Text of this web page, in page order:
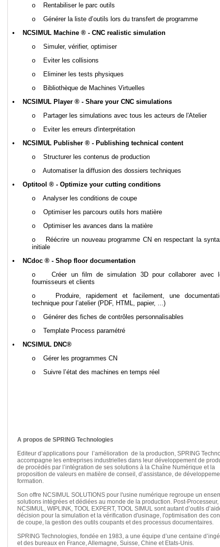
o Rentabiliser le parc outils
o Générer la liste d’outils lors du transfert de programme
• NCSIMUL Machine ® - CNC realistic simulation
o Simuler, vérifier, optimiser
o Eviter les collisions
o Eliminer les tests physiques
o Bibliothèque de Machines Virtuelles
• NCSIMUL Player ® - Share your CNC simulations
o Partager les simulations avec tous les acteurs de l'Atelier
o Eviter les erreurs d'interprétation
• NCSIMUL Publisher ® - Publishing technical content
o Structurer les contenus de production
o Automatiser la diffusion des dossiers techniques
• Optitool ® - Optimize your cutting conditions
o Analyser les conditions de coupe
o Optimiser les parcours outils hors matière
o Optimiser les avances dans la matière
o Réécrire un nouveau programme CN en respectant la
initiale
• NCdoc ® - Shop floor documentation
o Créer un film de simulation 3D pour collaborer avec
fournisseurs et clients
o Produire, rapidement et facilement, une
technique pour l’atelier (PDF, HTML, papier, ...)
o Générer des fiches de contrôles personnalisables
o Template Process paramétré
• NCSIMUL DNC®
o Gérer les programmes CN
o Suivre l’état des machines en temps réel
A propos de SPRING Technologies
Editeur d’applications pour l’amélioration de la production, SPRING
accompagne les entreprises industrielles dans leur développement de
de procédés par l’intégration de ses solutions à la Chaîne Numérique et la
proposition de valeurs en matière de conseil, d’assistance, de
formation.
Son offre NCSIMUL SOLUTIONS pour l'usine numérique regroupe un
solutions intégrées et dédiées au monde de la production. Post-Processeur,
NCSIMUL, WIPLINK, TOOL EXPERT, TOOL SIMUL sont autant d’outils
décision pour la simulation et la vérification d'usinage, l'optimisation des
de coupe, la gestion des outils coupants et des processus documentaires.
SPRING Technologies, fondée en 1983, a une équipe d’une centaine
et des bureaux en France, Allemagne, Suisse, Chine et Etats-Unis.